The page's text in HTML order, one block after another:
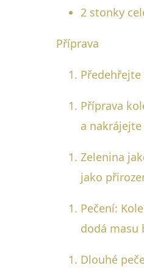
2 stonky
Příprava
Příprava
a
Zelenina
jako
Pečení:
dodá masu
Dlouhé